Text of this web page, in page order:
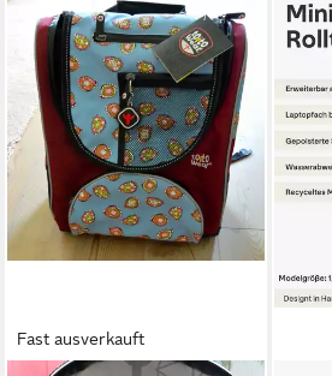
Fast ausverkauft